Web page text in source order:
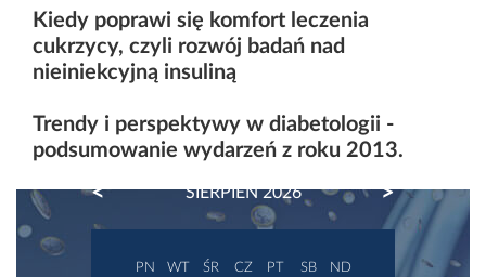
Kiedy poprawi się komfort leczenia
cukrzycy, czyli rozwój badań nad
nieiniekcyjną insuliną
Trendy i perspektywy w diabetologii -
podsumowanie wydarzeń z roku 2013.
SIERPIEŃ 2026
PREVIOUS NEXT
PN WT ŚR CZ PT SB ND